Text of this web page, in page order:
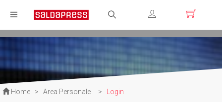
Registrati
Home > Area Personale > Login